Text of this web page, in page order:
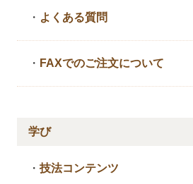
・ よくある質問
・ FAXでのご注文について
学び
・技法コンテンツ